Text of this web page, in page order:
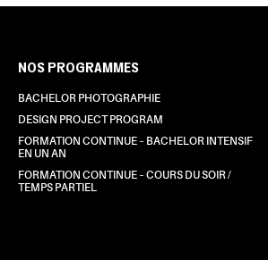
NOS PROGRAMMES
BACHELOR PHOTOGRAPHIE
DESIGN PROJECT PROGRAM
FORMATION CONTINUE – BACHELOR INTENSIF
EN UN AN
FORMATION CONTINUE – COURS DU SOIR /
TEMPS PARTIEL